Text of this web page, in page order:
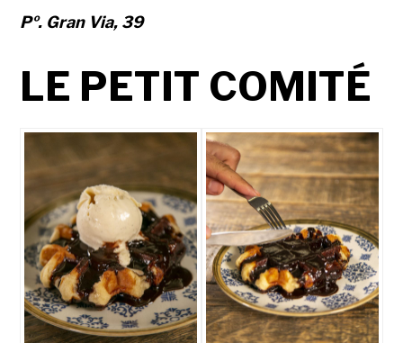
Pº. Gran Via, 39
LE PETIT COMITÉ